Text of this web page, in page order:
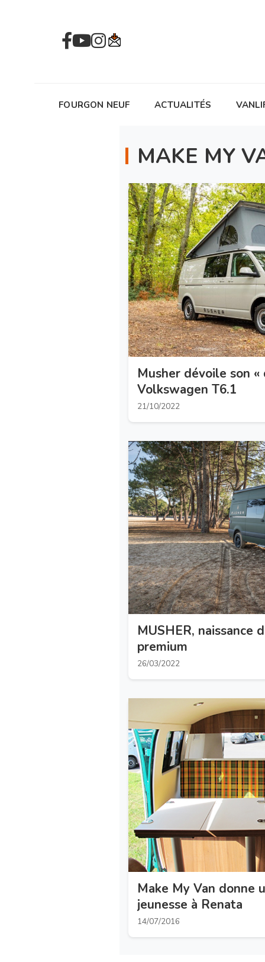
FOURGON NEUF ACTUALITÉS
MAKE MY
Musher dévoile son «
Volkswagen T6.1
21/10/2022
MUSHER, naissance
premium
26/03/2022
Make My Van donne
jeunesse à Renata
14/07/2016